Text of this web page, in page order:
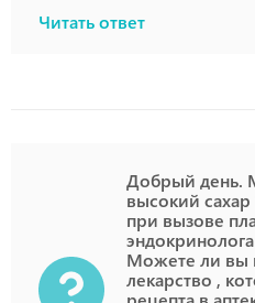
Читать ответ
Добрый день.
высокий сахар
при вызове
Можете ли вы
лекарство ,